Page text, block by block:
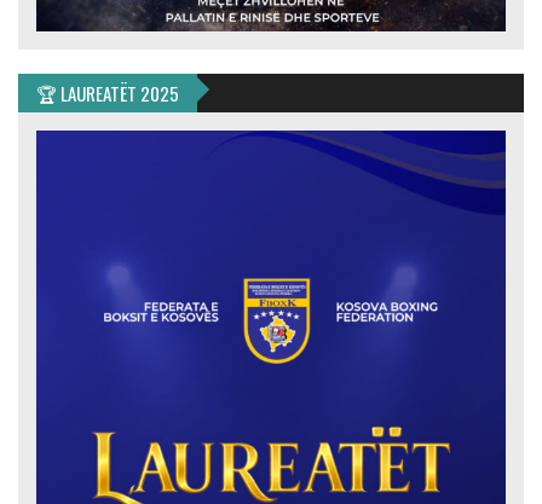
🏆 LAUREATËT 2025